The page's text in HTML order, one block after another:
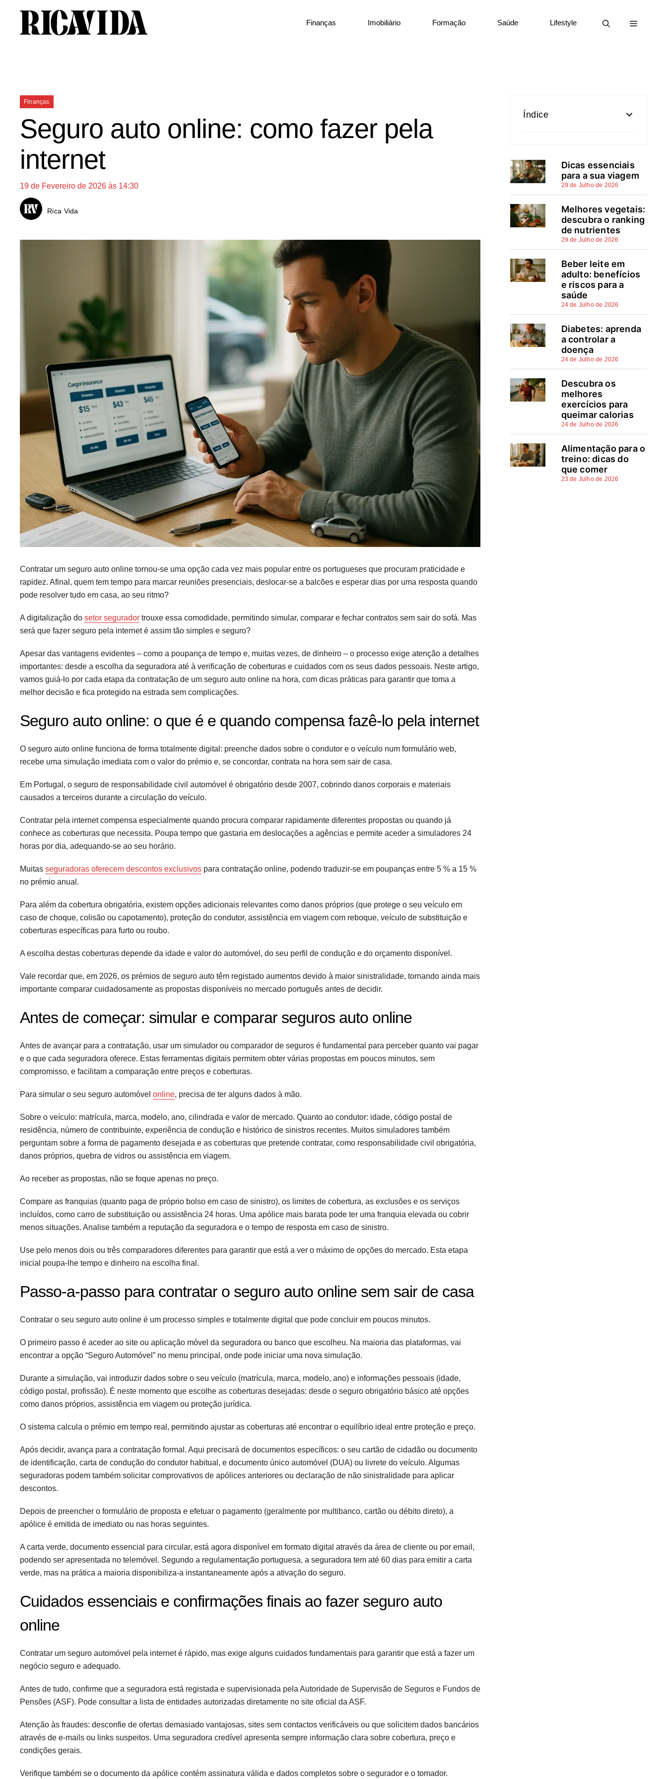
Finanças Imobiliário Formação Saúde Lifestyle
Categorias
Finanças
Seguro auto online: como fazer pela
internet
19 de Fevereiro de 2026 às 14:30
Rica Vida
Contratar um seguro auto online tornou-se uma opção cada vez mais popular entre os portugueses que procuram praticidade e
rapidez. Afinal, quem tem tempo para marcar reuniões presenciais, deslocar-se a balcões e esperar dias por uma resposta quando
pode resolver tudo em casa, ao seu ritmo?
A digitalização do setor segurador trouxe essa comodidade, permitindo simular, comparar e fechar contratos sem sair do sofá. Mas
será que fazer seguro pela internet é assim tão simples e seguro?
Apesar das vantagens evidentes – como a poupança de tempo e, muitas vezes, de dinheiro – o processo exige atenção a detalhes
importantes: desde a escolha da seguradora até à verificação de coberturas e cuidados com os seus dados pessoais. Neste artigo,
vamos guiá-lo por cada etapa da contratação de um seguro auto online na hora, com dicas práticas para garantir que toma a
melhor decisão e fica protegido na estrada sem complicações.
Seguro auto online: o que é e quando compensa fazê-lo pela internet
O seguro auto online funciona de forma totalmente digital: preenche dados sobre o condutor e o veículo num formulário web,
recebe uma simulação imediata com o valor do prémio e, se concordar, contrata na hora sem sair de casa.
Em Portugal, o seguro de responsabilidade civil automóvel é obrigatório desde 2007, cobrindo danos corporais e materiais
causados a terceiros durante a circulação do veículo.
Contratar pela internet compensa especialmente quando procura comparar rapidamente diferentes propostas ou quando já
conhece as coberturas que necessita. Poupa tempo que gastaria em deslocações a agências e permite aceder a simuladores 24
horas por dia, adequando-se ao seu horário.
Muitas seguradoras oferecem descontos exclusivos para contratação online, podendo traduzir-se em poupanças entre 5 % a 15 %
no prémio anual.
Para além da cobertura obrigatória, existem opções adicionais relevantes como danos próprios (que protege o seu veículo em
caso de choque, colisão ou capotamento), proteção do condutor, assistência em viagem com reboque, veículo de substituição e
coberturas específicas para furto ou roubo.
A escolha destas coberturas depende da idade e valor do automóvel, do seu perfil de condução e do orçamento disponível.
Vale recordar que, em 2026, os prémios de seguro auto têm registado aumentos devido à maior sinistralidade, tornando ainda mais
importante comparar cuidadosamente as propostas disponíveis no mercado português antes de decidir.
Antes de começar: simular e comparar seguros auto online
Antes de avançar para a contratação, usar um simulador ou comparador de seguros é fundamental para perceber quanto vai pagar
e o que cada seguradora oferece. Estas ferramentas digitais permitem obter várias propostas em poucos minutos, sem
compromisso, e facilitam a comparação entre preços e coberturas.
Para simular o seu seguro automóvel online, precisa de ter alguns dados à mão.
Sobre o veículo: matrícula, marca, modelo, ano, cilindrada e valor de mercado. Quanto ao condutor: idade, código postal de
residência, número de contribuinte, experiência de condução e histórico de sinistros recentes. Muitos simuladores também
perguntam sobre a forma de pagamento desejada e as coberturas que pretende contratar, como responsabilidade civil obrigatória,
danos próprios, quebra de vidros ou assistência em viagem.
Ao receber as propostas, não se foque apenas no preço.
Compare as franquias (quanto paga de próprio bolso em caso de sinistro), os limites de cobertura, as exclusões e os serviços
incluídos, como carro de substituição ou assistência 24 horas. Uma apólice mais barata pode ter uma franquia elevada ou cobrir
menos situações. Analise também a reputação da seguradora e o tempo de resposta em caso de sinistro.
Use pelo menos dois ou três comparadores diferentes para garantir que está a ver o máximo de opções do mercado. Esta etapa
inicial poupa-lhe tempo e dinheiro na escolha final.
Passo-a-passo para contratar o seguro auto online sem sair de casa
Contratar o seu seguro auto online é um processo simples e totalmente digital que pode concluir em poucos minutos.
O primeiro passo é aceder ao site ou aplicação móvel da seguradora ou banco que escolheu. Na maioria das plataformas, vai
encontrar a opção “Seguro Automóvel” no menu principal, onde pode iniciar uma nova simulação.
Durante a simulação, vai introduzir dados sobre o seu veículo (matrícula, marca, modelo, ano) e informações pessoais (idade,
código postal, profissão). É neste momento que escolhe as coberturas desejadas: desde o seguro obrigatório básico até opções
como danos próprios, assistência em viagem ou proteção jurídica.
O sistema calcula o prémio em tempo real, permitindo ajustar as coberturas até encontrar o equilíbrio ideal entre proteção e preço.
Após decidir, avança para a contratação formal. Aqui precisará de documentos específicos: o seu cartão de cidadão ou documento
de identificação, carta de condução do condutor habitual, e documento único automóvel (DUA) ou livrete do veículo. Algumas
seguradoras podem também solicitar comprovativos de apólices anteriores ou declaração de não sinistralidade para aplicar
descontos.
Depois de preencher o formulário de proposta e efetuar o pagamento (geralmente por multibanco, cartão ou débito direto), a
apólice é emitida de imediato ou nas horas seguintes.
A carta verde, documento essencial para circular, está agora disponível em formato digital através da área de cliente ou por email,
podendo ser apresentada no telemóvel. Segundo a regulamentação portuguesa, a seguradora tem até 60 dias para emitir a carta
verde, mas na prática a maioria disponibiliza-a instantaneamente após a ativação do seguro.
Cuidados essenciais e confirmações finais ao fazer seguro auto
online
Contratar um seguro automóvel pela internet é rápido, mas exige alguns cuidados fundamentais para garantir que está a fazer um
negócio seguro e adequado.
Antes de tudo, confirme que a seguradora está registada e supervisionada pela Autoridade de Supervisão de Seguros e Fundos de
Pensões (ASF). Pode consultar a lista de entidades autorizadas diretamente no site oficial da ASF.
Atenção às fraudes: desconfie de ofertas demasiado vantajosas, sites sem contactos verificáveis ou que solicitem dados bancários
através de e-mails ou links suspeitos. Uma seguradora credível apresenta sempre informação clara sobre cobertura, preço e
condições gerais.
Verifique também se o documento da apólice contém assinatura válida e dados completos sobre o segurador e o tomador.
Índice
pela internet
Antes de começar: simular e
comparar seguros auto online
Passo-a-passo para contratar
o seguro auto online sem sair
de casa
Cuidados essenciais e
confirmações finais ao fazer
seguro auto online
Proteja o seu veículo com
escolhas informadas
Perguntas frequentes
Fontes e referências
Dicas essenciais
para a sua viagem
29 de Julho de 2026
Melhores vegetais:
descubra o ranking
de nutrientes
29 de Julho de 2026
Beber leite em
adulto: benefícios
e riscos para a
saúde
24 de Julho de 2026
Diabetes: aprenda
a controlar a
doença
24 de Julho de 2026
Descubra os
melhores
exercícios para
queimar calorias
24 de Julho de 2026
Alimentação para o
treino: dicas do
que comer
23 de Julho de 2026